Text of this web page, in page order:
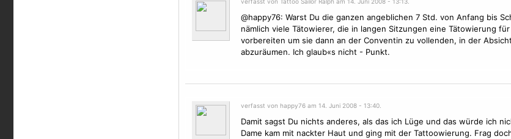
@happy76: Warst Du die ganzen angeblichen 7 Std. von Anfang bis
nämlich viele Tätowierer, die in langen Sitzungen eine Tätowierung für
vorbereiten um sie dann an der Conventin zu vollenden, in der
abzuräumen. Ich glaub«s nicht - Punkt.
verfasst von happy76 am 14. Juni 2008 - 13:40.
Damit sagst Du nichts anderes, als das ich Lüge und das würde ich
Dame kam mit nackter Haut und ging mit der Tattoowierung. Frag